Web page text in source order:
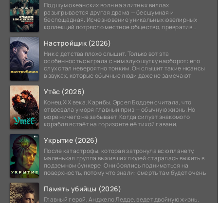
Под шум океанских волн на элитных виллах
разыгрывается другая драма — бесшумная и
беспощадная. Исчезновение уникальных ювелирных
коллекций потрясло местное общество, превратив
Настройщик (2026)
Ник с детства плохо слышит. Только вот эта
особенность сыграла с ним злую шутку наоборот: его
слух стал невероятно тонким. Он слышит такие нюансы
в звуках, которые обычные люди даже не замечают.
Утёс (2026)
Конец XIX века. Карибы. Эрсел Бодден считала, что
отвоевала у моря главный приз — обычную жизнь. Но
море ничего не забывает. Когда силуэт знакомого
корабля встаёт на горизонте её тихой гавани,
Укрытие (2026)
После катастрофы, которая затронула всю планету,
маленькая группа выживших людей старалась выжить в
подземном бункере. Они боялись подниматься на
поверхность, потому что знали: смерть там будет очень
Память убийцы (2026)
Главный герой, Анджело Ледде, ведет двойную жизнь.